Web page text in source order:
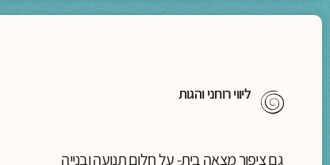
ליווי רוחני והגות
גם ציפור מצאה בית- על חלום תנועה ובנייה